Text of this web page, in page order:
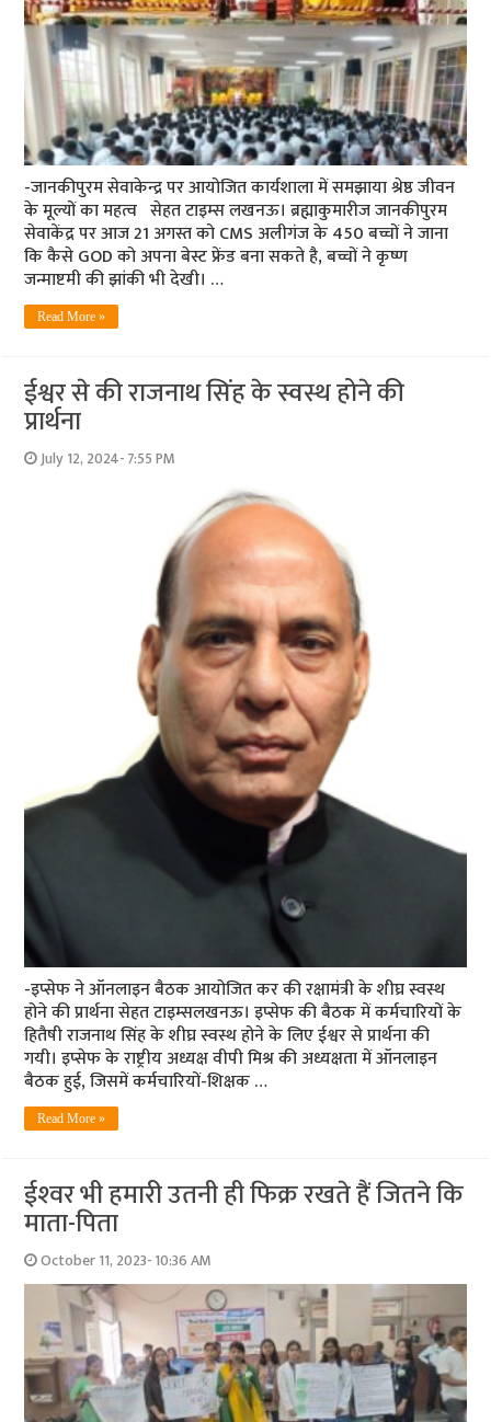
-जानकीपुरम सेवाकेन्द्र पर आयोजित कार्यशाला में समझाया श्रेष्ठ जीवन
के मूल्यों का महत्व सेहत टाइम्स लखनऊ। ब्रह्माकुमारीज जानकीपुरम
सेवाकेंद्र पर आज 21 अगस्त को CMS अलीगंज के 450 बच्चों ने जाना
कि कैसे GOD को अपना बेस्ट फ्रेंड बना सकते है, बच्चों ने कृष्ण
जन्माष्टमी की झांकी भी देखी। …
Read More »
ईश्वर से की राजनाथ सिंह के स्वस्थ होने की
प्रार्थना
July 12, 2024- 7:55 PM
-इप्सेफ ने ऑनलाइन बैठक आयोजित कर की रक्षामंत्री के शीघ्र स्वस्थ
होने की प्रार्थना सेहत टाइम्सलखनऊ। इप्सेफ की बैठक में कर्मचारियों के
हितैषी राजनाथ सिंह के शीघ्र स्वस्थ होने के लिए ईश्वर से प्रार्थना की
गयी। इप्सेफ के राष्ट्रीय अध्यक्ष वीपी मिश्र की अध्यक्षता में ऑनलाइन
बैठक हुई, जिसमें कर्मचारियों-शिक्षक …
Read More »
ईश्‍वर भी हमारी उतनी ही फि‍क्र रखते हैं जितने कि
माता-पिता
October 11, 2023- 10:36 AM